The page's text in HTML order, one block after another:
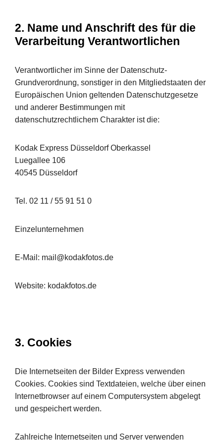
2. Name und Anschrift des für die
Verarbeitung Verantwortlichen
Verantwortlicher im Sinne der Datenschutz-
Grundverordnung, sonstiger in den Mitgliedstaaten der
Europäischen Union geltenden Datenschutzgesetze
und anderer Bestimmungen mit
datenschutzrechtlichem Charakter ist die:
Kodak Express Düsseldorf Oberkassel
Luegallee 106
40545 Düsseldorf
Tel. 02 11 / 55 91 51 0
Einzelunternehmen
E-Mail: mail@kodakfotos.de
Website: kodakfotos.de
3. Cookies
Die Internetseiten der Bilder Express verwenden
Cookies. Cookies sind Textdateien, welche über einen
Internetbrowser auf einem Computersystem abgelegt
und gespeichert werden.
Zahlreiche Internetseiten und Server verwenden